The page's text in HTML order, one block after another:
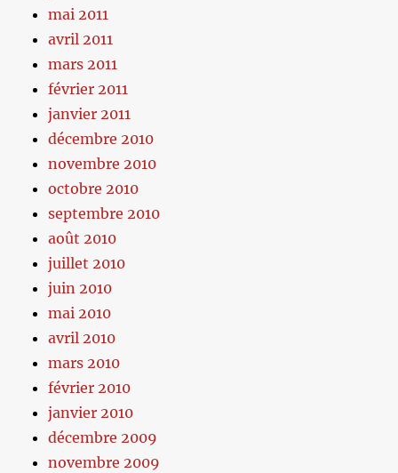
mai 2011
avril 2011
mars 2011
février 2011
janvier 2011
décembre 2010
novembre 2010
octobre 2010
septembre 2010
août 2010
juillet 2010
juin 2010
mai 2010
avril 2010
mars 2010
février 2010
janvier 2010
décembre 2009
novembre 2009